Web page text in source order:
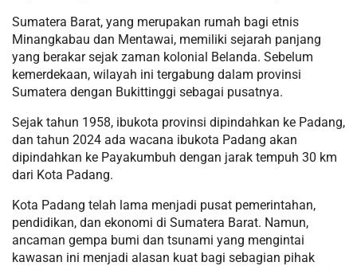
Sumatera Barat, yang merupakan rumah bagi etnis
Minangkabau dan Mentawai, memiliki sejarah panjang
yang berakar sejak zaman kolonial Belanda. Sebelum
kemerdekaan, wilayah ini tergabung dalam provinsi
Sumatera dengan Bukittinggi sebagai pusatnya.
Sejak tahun 1958, ibukota provinsi dipindahkan ke Padang,
dan tahun 2024 ada wacana ibukota Padang akan
dipindahkan ke Payakumbuh dengan jarak tempuh 30 km
dari Kota Padang.
Kota Padang telah lama menjadi pusat pemerintahan,
pendidikan, dan ekonomi di Sumatera Barat. Namun,
ancaman gempa bumi dan tsunami yang mengintai
kawasan ini menjadi alasan kuat bagi sebagian pihak